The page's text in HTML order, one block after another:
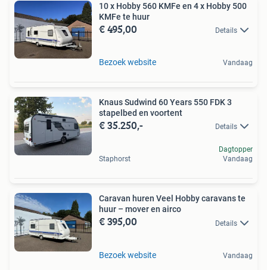
10 x Hobby 560 KMFe en 4 x Hobby 500
KMFe te huur
€ 495,00 Details
Bezoek website Vandaag
Knaus Sudwind 60 Years 550 FDK 3
stapelbed en voortent
€ 35.250,- Details
Staphorst
Dagtopper
Vandaag
Caravan huren Veel Hobby caravans te
huur – mover en airco
€ 395,00 Details
Bezoek website Vandaag